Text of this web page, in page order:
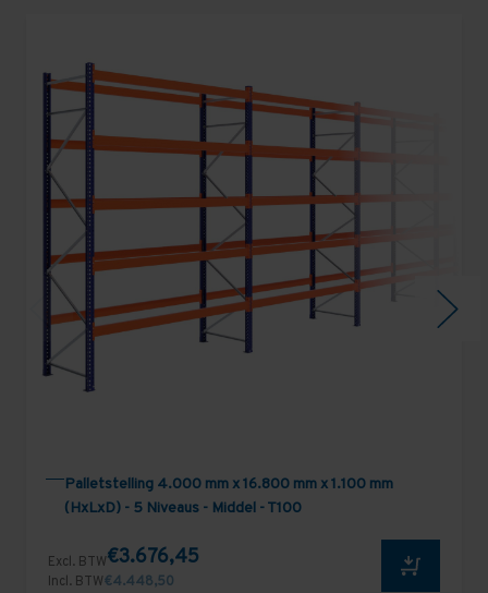
Palletstelling 4.000 mm x 16.800 mm x 1.100 mm
(HxLxD) - 5 Niveaus - Middel - T100
Excl. BTW€3.676,45
Incl. BTW€4.448,50